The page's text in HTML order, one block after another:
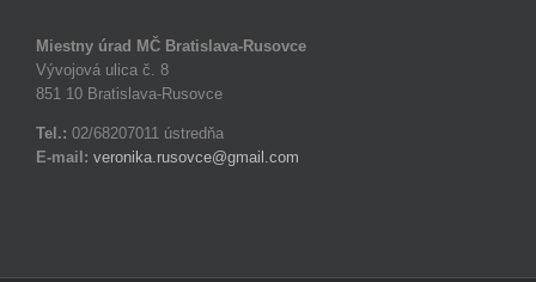
Miestny úrad MČ Bratislava-Rusovce
Vývojová ulica č. 8
851 10 Bratislava-Rusovce
Tel.: 02/68207011 ústredňa
E-mail: veronika.rusovce@gmail.com